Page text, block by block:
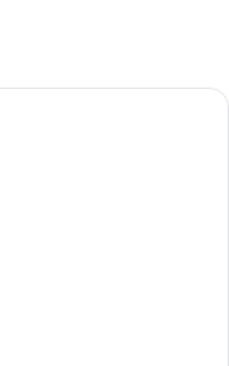
ック シングルルーム | 低刺激